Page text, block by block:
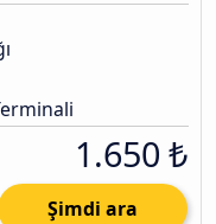
1.650 ₺
Şimdi ara